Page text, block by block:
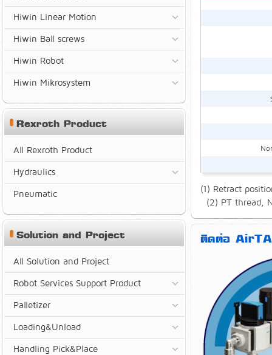
(1) Retract
(2) PT thread,
ติดต่อ
Hiwin Linear Motion
Hiwin Ball screws
Hiwin Robot
Hiwin Mikrosystem
Rexroth Product
All Rexroth Product
Hydraulics
Pneumatic
Solution and Project
All Solution and Project
Robot Services Support Product
Palletizer
Loading&Unload
Handling Pick&Place